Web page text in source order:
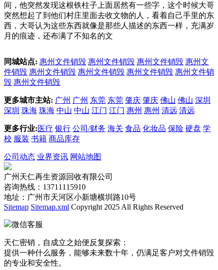
间，他突然发现这根铁柱子上面居然有一些字，这个时候大哥
突然想起了到他们村庄里面去收文物的人，看着自己手里的东
西，大哥认为这些东西就像是那些人描述的东西一样，充满岁
月的痕迹，还布满了不知名的文
同城站点: 惠州文件销毁 惠州文件销毁 惠州文件销毁 惠州文
件销毁 惠州文件销毁 惠州文件销毁 惠州文件销毁 惠州文件销
毁 惠州文件销毁
更多城市主站: 广州 广州 东莞 东莞 肇庆 肇庆 佛山 佛山 深圳
深圳 珠海 珠海 中山 中山 江门 江门 惠州 惠州 清远 清远
更多行业:医疗 银行 公司/财务 海关 食品 化妆品 保险 硬盘 学
校 服装 书籍 商品库存
公司动态 业界资讯 网站地图
广州天仁再生资源回收有限公司
咨询热线：13711115910
地址：广州市天河区小新塘横圳路10号
Sitemap Sitemap.xml Copyright 2025 All Rights Reserved
微信客服
天仁密销，自成立之始便反复探索：
提供一种什么服务，能够未来数十年，仍满足客户对文件销毁
的专业和安全性。